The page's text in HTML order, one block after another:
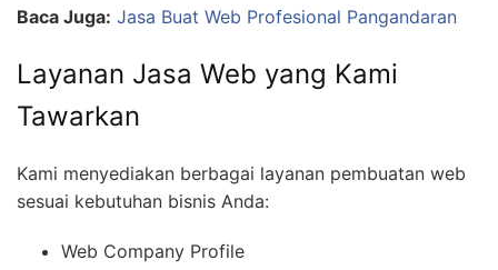
Baca Juga: Jasa Buat Web Profesional Pangandaran
Layanan Jasa Web yang Kami
Tawarkan
Kami menyediakan berbagai layanan pembuatan web
sesuai kebutuhan bisnis Anda:
Web Company Profile